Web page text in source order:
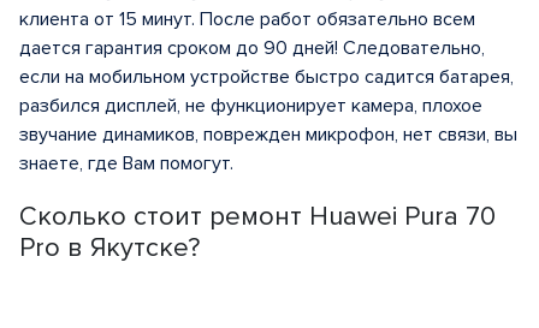
Сколько стоит ремонт Huawei Pura 70
Pro в Якутске?
клиента от 15 минут. После работ обязательно всем
дается гарантия сроком до 90 дней! Следовательно,
если на мобильном устройстве быстро садится батарея,
разбился дисплей, не функционирует камера, плохое
звучание динамиков, поврежден микрофон, нет связи, вы
знаете, где Вам помогут.